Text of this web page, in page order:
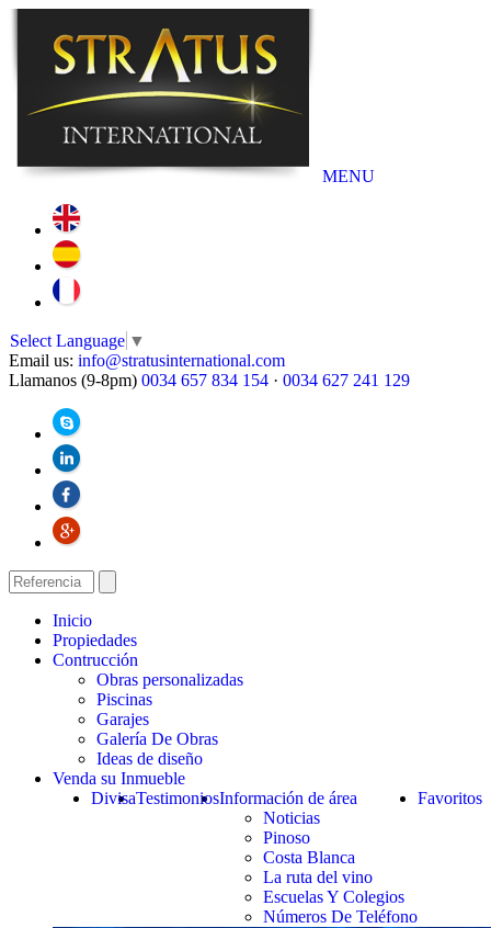
MENU
Select Language ▼
Email us: info@stratusinternational.com
Llamanos (9-8pm) 0034 657 834 154 · 0034 627 241 129
Inicio
Propiedades
Contrucción
Obras personalizadas
Piscinas
Garajes
Galería De Obras
Ideas de diseño
Venda su Inmueble
Favoritos
Información de área
Noticias
Pinoso
Costa Blanca
La ruta del vino
Escuelas Y Colegios
Números De Teléfono
Testimonios
Divisa